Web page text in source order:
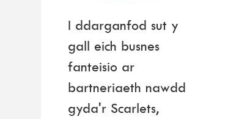
I ddarganfod sut y
gall eich busnes
fanteisio ar
bartneriaeth nawdd
gyda'r Scarlets,